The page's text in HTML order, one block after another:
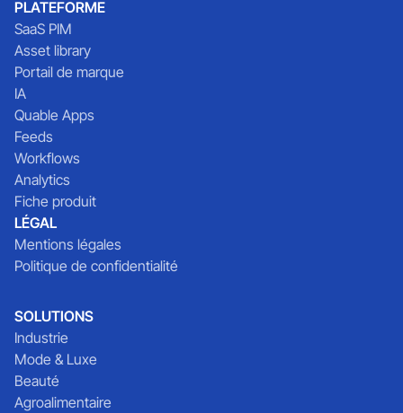
PLATEFORME
SaaS PIM
Asset library
Portail de marque
IA
Quable Apps
Feeds
Workflows
Analytics
Fiche produit
LÉGAL
Mentions légales
Politique de confidentialité
SOLUTIONS
Industrie
Mode & Luxe
Beauté
Agroalimentaire